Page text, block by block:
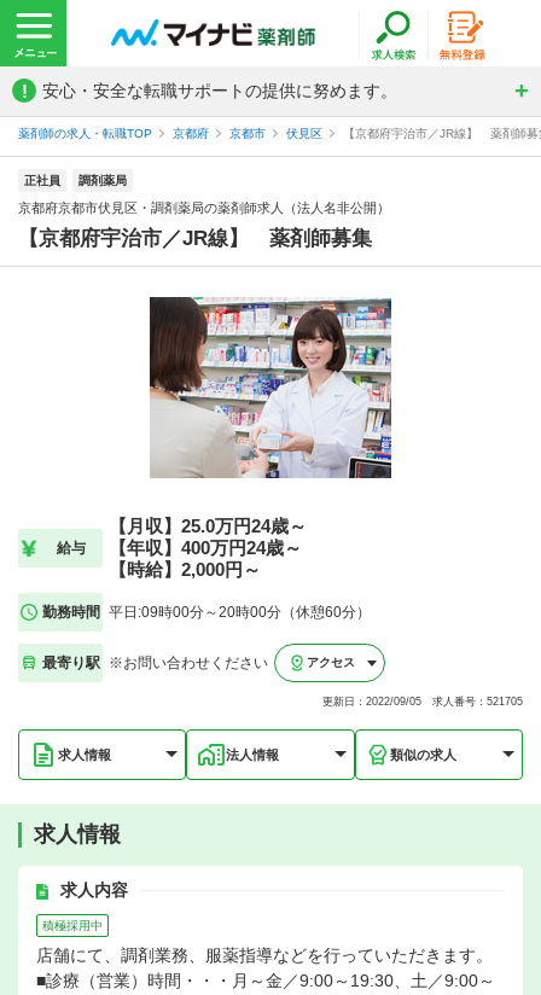
! 安心・安全な転職サポートの提供に努めます。
薬剤師の求人・転職TOP 京都府 京都市 伏見区 【京都府宇治市／JR線】 薬剤師
正社員 調剤薬局
京都府京都市伏見区・調剤薬局の薬剤師求人（法人名非公開）
【京都府宇治市／JR線】 薬剤師募集
給与
【月収】25.0万円24歳～
【年収】400万円24歳～
【時給】2,000円～
勤務時間 平日:09時00分～20時00分（休憩60分）
最寄り駅 ※お問い合わせください アクセス
更新日：2022/09/05 求人番号：521705
求人情報 法人情報 類似の求人
求人情報
求人内容
積極採用中
店舗にて、調剤業務、服薬指導などを行っていただきます。
■診療（営業）時間・・・月～金／9:00～19:30、土／9:00～